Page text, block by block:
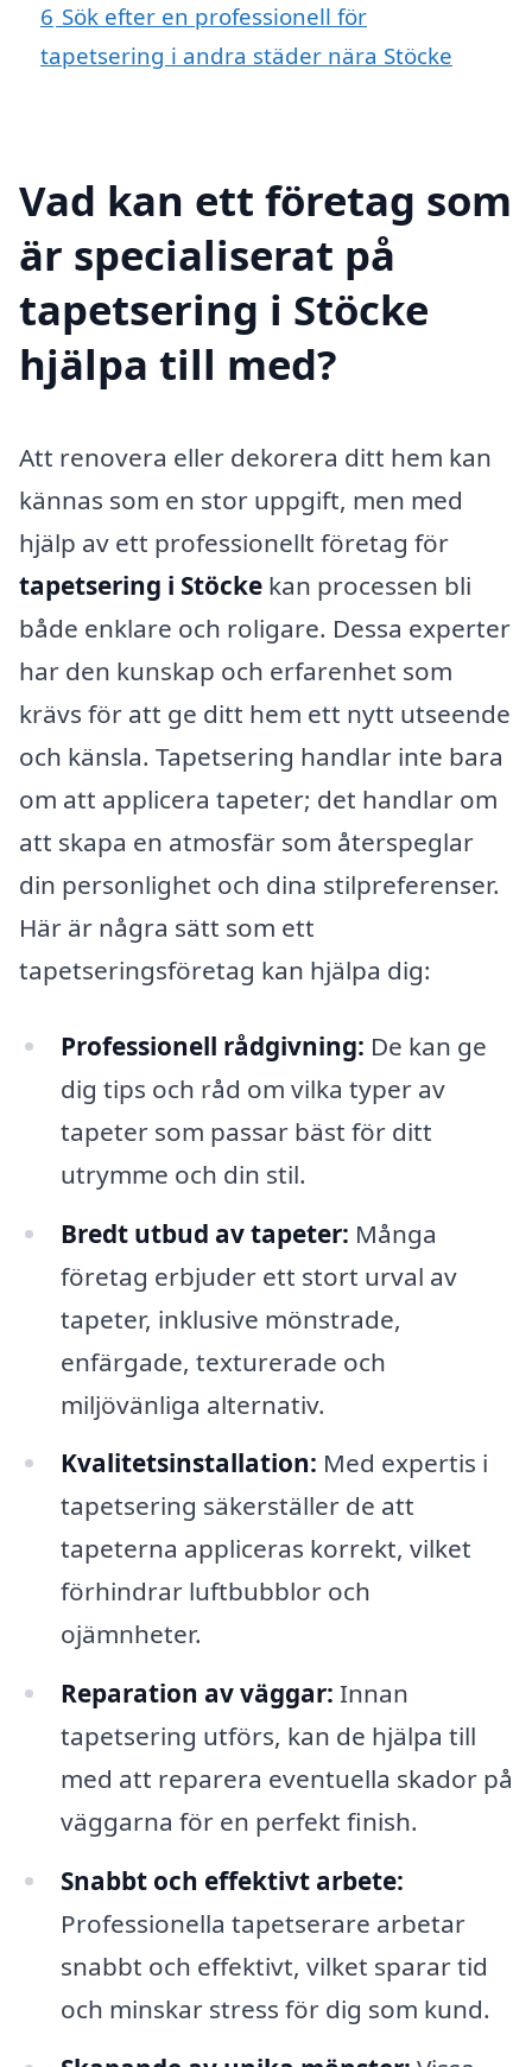
6 Sök efter en professionell för
tapetsering i andra städer nära Stöcke
Vad kan ett företag som
är specialiserat på
tapetsering i Stöcke
hjälpa till med?
Att renovera eller dekorera ditt hem kan
kännas som en stor uppgift, men med
hjälp av ett professionellt företag för
tapetsering i Stöcke kan processen bli
både enklare och roligare. Dessa experter
har den kunskap och erfarenhet som
krävs för att ge ditt hem ett nytt utseende
och känsla. Tapetsering handlar inte bara
om att applicera tapeter; det handlar om
att skapa en atmosfär som återspeglar
din personlighet och dina stilpreferenser.
Här är några sätt som ett
tapetseringsföretag kan hjälpa dig:
Professionell rådgivning: De kan ge
dig tips och råd om vilka typer av
tapeter som passar bäst för ditt
utrymme och din stil.
Bredt utbud av tapeter: Många
företag erbjuder ett stort urval av
tapeter, inklusive mönstrade,
enfärgade, texturerade och
miljövänliga alternativ.
Kvalitetsinstallation: Med expertis i
tapetsering säkerställer de att
tapeterna appliceras korrekt, vilket
förhindrar luftbubblor och
ojämnheter.
Reparation av väggar: Innan
tapetsering utförs, kan de hjälpa till
med att reparera eventuella skador på
väggarna för en perfekt finish.
Snabbt och effektivt arbete:
Professionella tapetserare arbetar
snabbt och effektivt, vilket sparar tid
och minskar stress för dig som kund.